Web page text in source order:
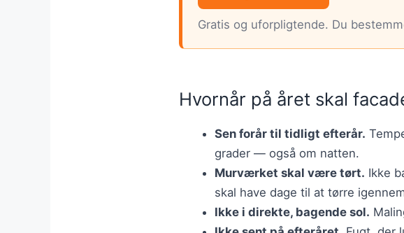
Gratis og uforpligtende. Du
Hvornår på året skal
Sen forår til tidligt efterår.
grader — også om natten.
Murværket skal være tørt. Ikke
skal have dage til at tørre
Ikke i direkte, bagende sol.